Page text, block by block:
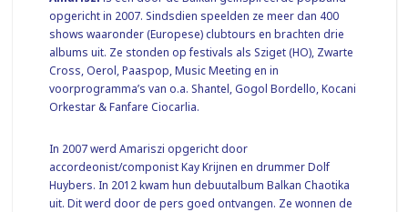
opgericht in 2007. Sindsdien speelden ze meer dan 400
shows waaronder (Europese) clubtours en brachten drie
albums uit. Ze stonden op festivals als Sziget (HO), Zwarte
Cross, Oerol, Paaspop, Music Meeting en in
voorprogramma’s van o.a. Shantel, Gogol Bordello, Kocani
Orkestar & Fanfare Ciocarlia.
In 2007 werd Amariszi opgericht door
accordeonist/componist Kay Krijnen en drummer Dolf
Huybers. In 2012 kwam hun debuutalbum Balkan Chaotika
uit. Dit werd door de pers goed ontvangen. Ze wonnen de